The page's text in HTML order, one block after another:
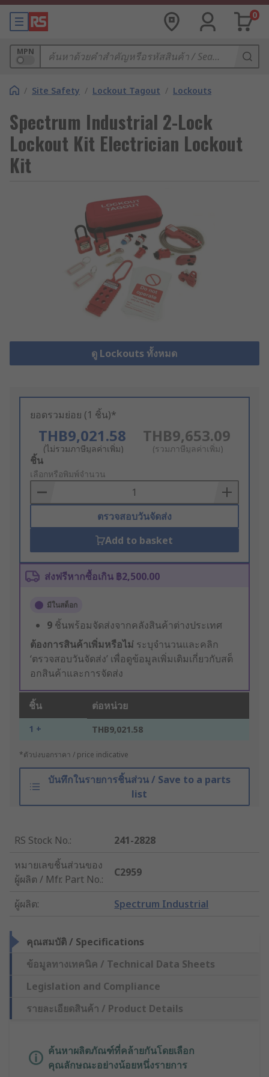
0
MPN
/ Site Safety / Lockout Tagout / Lockouts
Spectrum Industrial 2-Lock
Lockout Kit Electrician Lockout
Kit
ดู Lockouts ทั้งหมด
ยอดรวมย่อย (1 ชิ้น)*
THB9,021.58
(ไม่รวมภาษีมูลค่าเพิ่ม)
THB9,653.09
(รวมภาษีมูลค่าเพิ่ม)
Add
to
Basket
ชิ้น
เลือกหรือพิมพ์จำนวน
ตรวจสอบวันจัดส่ง
Add to basket
ส่งฟรีหากซื้อเกิน ฿2,500.00
มีในสต็อก
9 ชิ้นพร้อมจัดส่งจากคลังสินค้าต่างประเทศ
ต้องการสินค้าเพิ่มหรือไม่ ระบุจำนวนและคลิก
‘ตรวจสอบวันจัดส่ง’ เพื่อดูข้อมูลเพิ่มเติมเกี่ยวกับสต็
อกสินค้าและการจัดส่ง
ชิ้น ต่อหน่วย
1 + THB9,021.58
*ตัวบ่งบอกราคา / price indicative
บันทึกในรายการชิ้นส่วน / Save to a parts
list
RS Stock No.:
241-2828
หมายเลขชิ้นส่วนของ
ผู้ผลิต / Mfr. Part No.:
C2959
ผู้ผลิต: Spectrum Industrial
คุณสมบัติ / Specifications
ข้อมูลทางเทคนิค / Technical Data Sheets
Legislation and Compliance
รายละเอียดสินค้า / Product Details
ค้นหาผลิตภัณฑ์ที่คล้ายกันโดยเลือก
คุณลักษณะอย่างน้อยหนึ่งรายการ